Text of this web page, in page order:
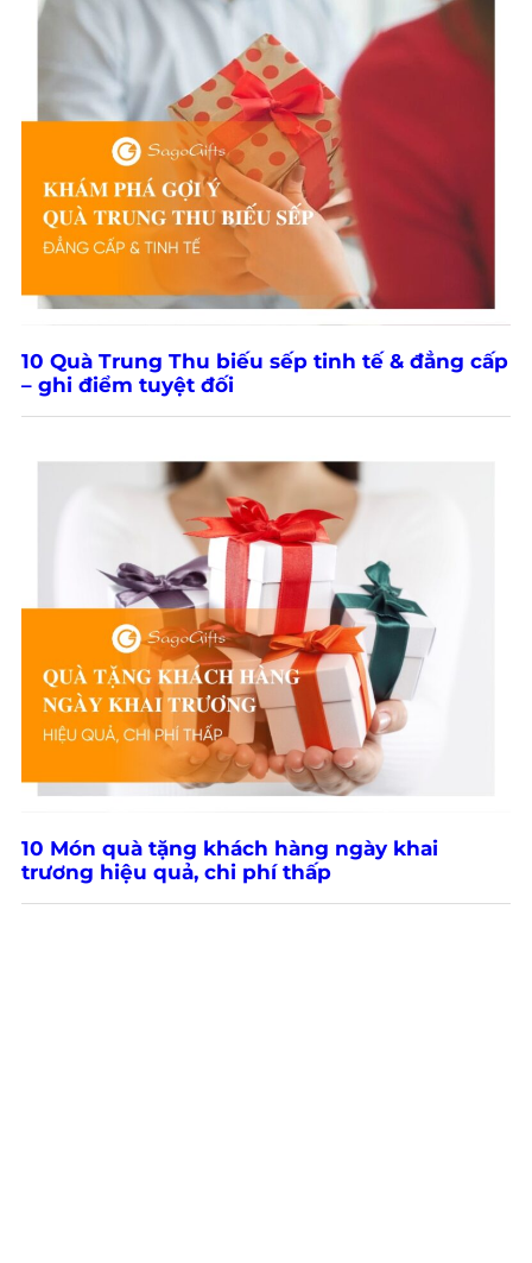
10 Quà Trung Thu biếu sếp tinh tế & đẳng cấp
– ghi điểm tuyệt đối
10 Món quà tặng khách hàng ngày khai
trương hiệu quả, chi phí thấp